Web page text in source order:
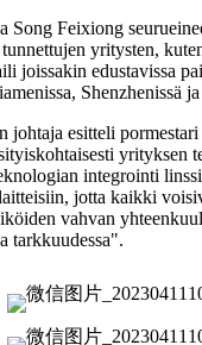
Song Feixiong
yritysten,
joissakin edustavissa
Shenzhenissä
johtaja esitteli
yrityksen
integrointi
jotta kaikki
vahvan
tarkkuudessa".